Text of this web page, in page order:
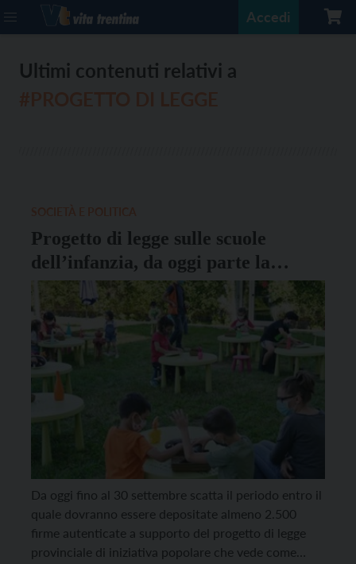
Accedi
Ultimi contenuti relativi a
Progetto di legge sulle scuole
dell’infanzia, da oggi parte la
raccolta firme
Da oggi fino al 30 settembre scatta il periodo entro il
quale dovranno essere depositate almeno 2.500
firme autenticate a supporto del progetto di legge
provinciale di iniziativa popolare che vede come